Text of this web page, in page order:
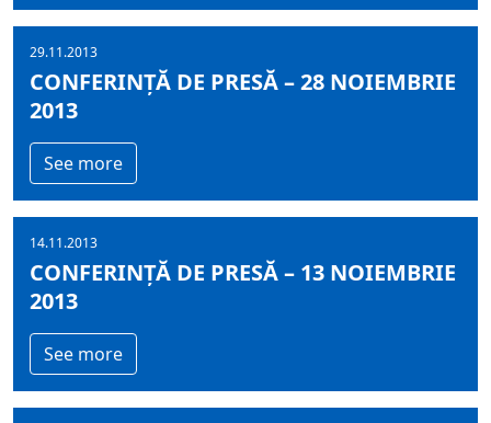
29.11.2013
CONFERINȚĂ DE PRESĂ – 28 NOIEMBRIE
2013
See more
14.11.2013
CONFERINȚĂ DE PRESĂ – 13 NOIEMBRIE
2013
See more